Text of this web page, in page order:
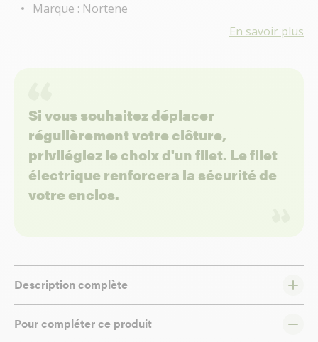
Marque : Nortene
En savoir plus
Si vous souhaitez déplacer
régulièrement votre clôture,
privilégiez le choix d'un filet. Le filet
électrique renforcera la sécurité de
votre enclos.
Description complète
Pour compléter ce produit